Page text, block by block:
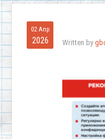
02 Апр
2026 Written by